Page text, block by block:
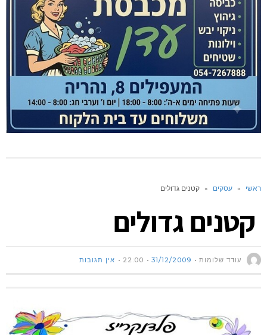
ראשי » עסקים » קטנים גדולים
קטנים גדולים
עודד שלומות 31/12/2009
22:00 אין תגובות